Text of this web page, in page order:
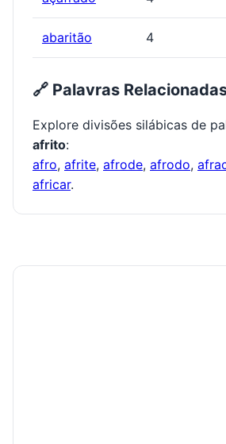
abaritão 4
🔗 Palavras
Explore divisões silábicas de
afrito:
afro, afrite, afrode, afrodo,
africar.